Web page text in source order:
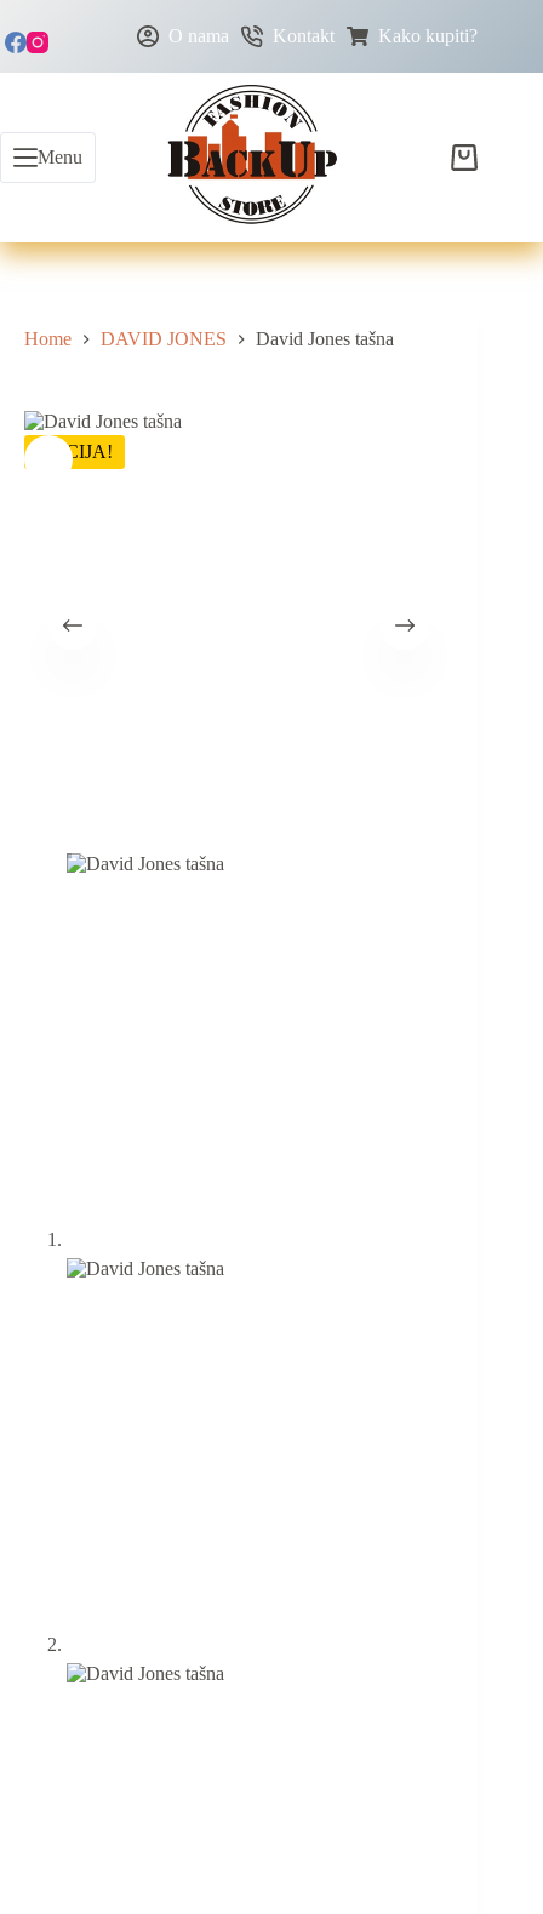
O nama Kontakt Kako kupiti?
Menu
Home DAVID JONES David Jones tašna
AKCIJA!